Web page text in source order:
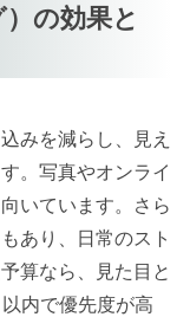
の効果と
みを減らし、見え
。写真やオンライ
いています。さら
あり、日常のスト
算なら、見た目と
内で優先度が高